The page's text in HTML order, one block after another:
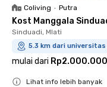
Coliving • Putra
Kost Manggala
Sinduadi, Mlati
5.3 km dari
mulai dari Rp2.000.000
Lihat info lebih banyak